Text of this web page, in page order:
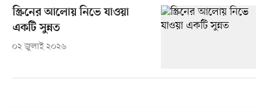
স্ক্রিনের আলোয় নিভে যাওয়া
একটি সুন্নত
০২ জুলাই ২০২৬